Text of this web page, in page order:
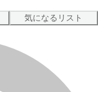
気になるリスト